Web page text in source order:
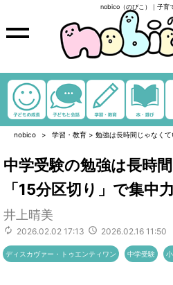
nobico（のびこ）｜子育
nobico 学習・教育 > 勉強は長時間じゃなく
中学受験の勉強は長時
「15分区切り」で集中
井上晴美
2026.02.02 17:13 2026.02.16 11:50
ディスカヴァー・トゥエンティワン 中学受験